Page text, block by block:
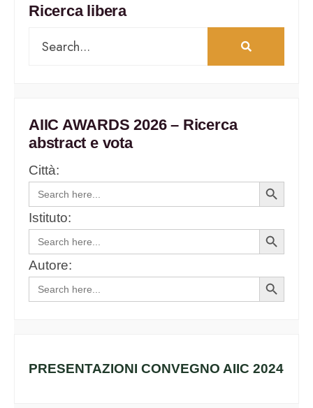
Ricerca libera
AIIC AWARDS 2026 – Ricerca
abstract e vota
Città:
Search
for:
Search
Button
Istituto:
Search
for:
Search
Button
Autore:
Search
for:
Search
Button
PRESENTAZIONI CONVEGNO AIIC 2024